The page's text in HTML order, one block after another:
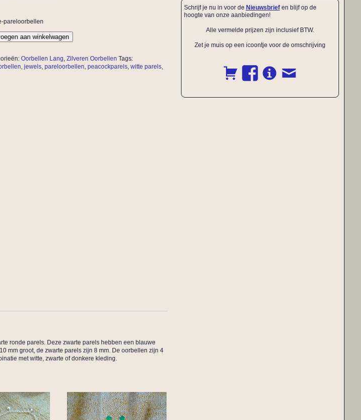
pareloorbellen
aan winkelwagen
Oorbellen Lang Zilveren Oorbellen Tags:
jewels, pareloorbellen peacockparels, witte parels,
ronde parels. Deze zwarte parels hebben een blauwe
mm groot, de zwarte parels zijn 8 mm. De oorbellen zijn 4
met witte, zwarte of donkere kleding.
Schrijf je nu in voor de Nieuwsbriefen blijf op de
hoogte van onze aanbiedingen!
Alle vermelde prijzen zijn inclusief BTW.
Zet je muis op een icoontje voor de omschrijving